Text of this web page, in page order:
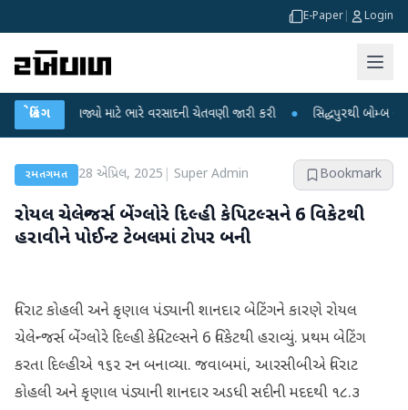
E-Paper Login
બ્રેકિંગ
18 રાજ્યો માટે ભારે વરસાદની ચેતવણી જારી કરી ● સિદ્ધપુરથી બોમ્બ
રમતગમત 28 એપ્રિલ, 2025 Super Admin Bookmark
રોયલ ચેલેન્જર્સ બેંગ્લોરે દિલ્હી કેપિટલ્સને 6 વિકેટથી
હરાવીને પોઈન્ટ ટેબલમાં ટોપર બની
વિરાટ કોહલી અને કૃણાલ પંડ્યાની શાનદાર બેટિંગને કારણે રોયલ
ચેલેન્જર્સ બેંગ્લોરે દિલ્હી કેપિટલ્સને 6 વિકેટથી હરાવ્યું. પ્રથમ બેટિંગ
કરતા દિલ્હીએ ૧૬૨ રન બનાવ્યા. જવાબમાં, આરસીબીએ વિરાટ
કોહલી અને કૃણાલ પંડ્યાની શાનદાર અડધી સદીની મદદથી ૧૮.૩